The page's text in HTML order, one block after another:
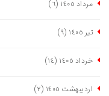
مرداد ١٤٠٥ (٦)
تیر ١٤٠٥ (٩)
خرداد ١٤٠٥ (١٤)
اردیبهشت ١٤٠٥ (٢)